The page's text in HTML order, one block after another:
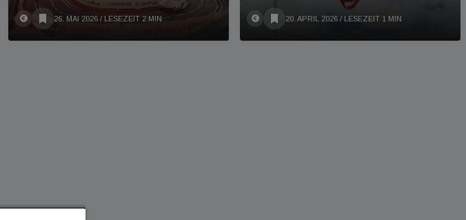
26. MAI 2026 / LESEZEIT 2 MIN 20. APRIL 2026 / LESEZEIT 1 MIN